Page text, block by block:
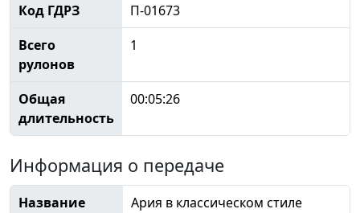
Код ГДРЗ
П-01673
Всего
рулонов
1
Общая
длительность
00:05:26
Информация о передаче
Название
Ария в классическом стиле